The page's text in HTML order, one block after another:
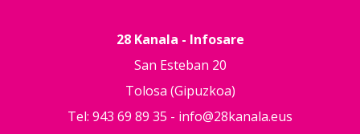
28 Kanala - Infosare
San Esteban 20
Tolosa (Gipuzkoa)
Tel: 943 69 89 35 - info@28kanala.eus